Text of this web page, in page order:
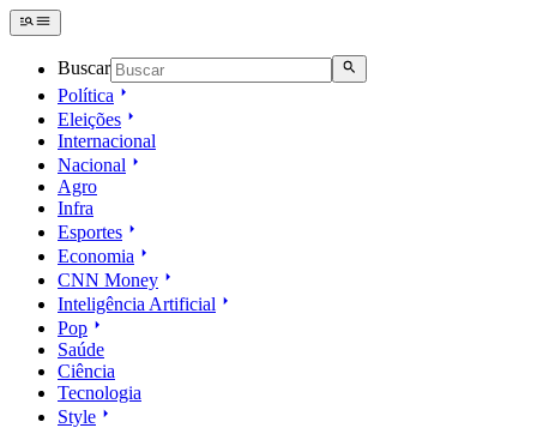
Buscar
Política
Eleições
Internacional
Nacional
Agro
Infra
Esportes
Economia
CNN Money
Inteligência Artificial
Pop
Saúde
Ciência
Tecnologia
Style